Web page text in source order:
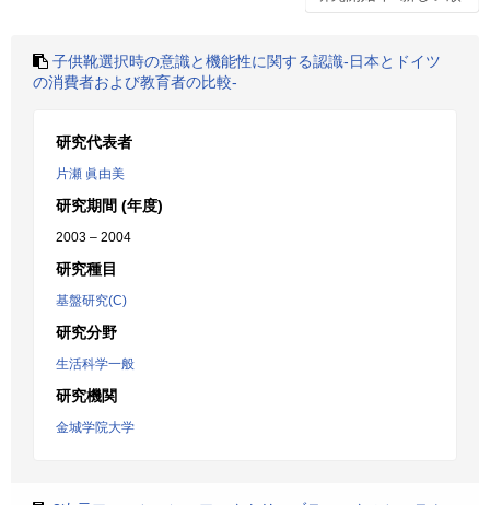
子供靴選択時の意識と機能性に関する認識-日本とドイツ
の消費者および教育者の比較-
研究代表者
片瀬 眞由美
研究期間 (年度)
2003 – 2004
研究種目
基盤研究(C)
研究分野
生活科学一般
研究機関
金城学院大学